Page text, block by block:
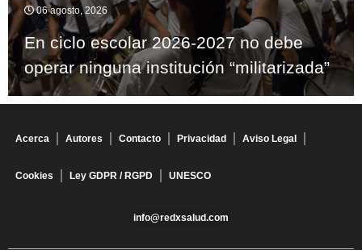
06 agosto, 2026
En ciclo escolar 2026-2027 no debe
operar ninguna institución “militarizada”
Acerca Autores Contacto Privacidad Aviso Legal
Cookies Ley GDPR / RGPD UNESCO
info@redxsalud.com